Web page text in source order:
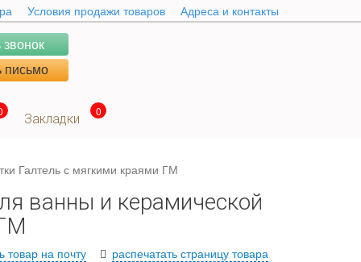
Условия продажи товаров Адреса и контакты
звонок
письмо
Закладки
0
Галтель с мягкими краями ГМ
ванны и керамической
товар на почту распечатать страницу товара